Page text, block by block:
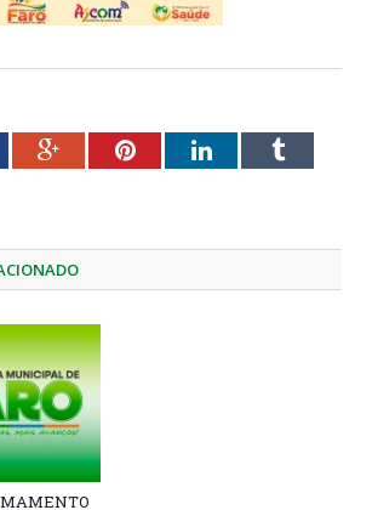
Google+PinterestLinkedInTumblr